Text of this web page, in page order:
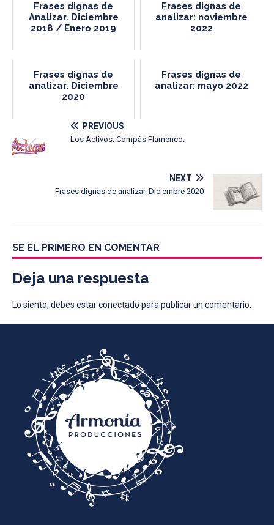
Frases dignas de
Analizar. Diciembre
2018 / Enero 2019
Frases dignas de
analizar: noviembre
2022
Frases dignas de
analizar. Diciembre
2020
Frases dignas de
analizar: mayo 2022
PREVIOUS
Los Activos. Compás Flamenco.
NEXT
Frases dignas de analizar. Diciembre 2020
SE EL PRIMERO EN COMENTAR
Deja una respuesta
Lo siento, debes estarconectado para publicar un comentario.